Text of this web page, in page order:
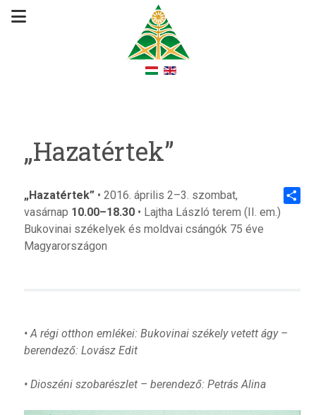
„Hazatértek”
„Hazatértek”• 2016. április 2–3. szombat,
vasárnap 10.00–18.30• Lajtha László terem (II. em.)
Bukovinai székelyek és moldvai csángók 75 éve
Magyarországon
• A régi otthon emlékei: Bukovinai székely vetett ágy –
berendező: Lovász Edit
• Dioszéni szobarészlet – berendező: Petrás Alina